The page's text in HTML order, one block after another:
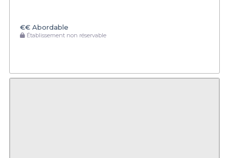
€€ Abordable
Établissement non réservable